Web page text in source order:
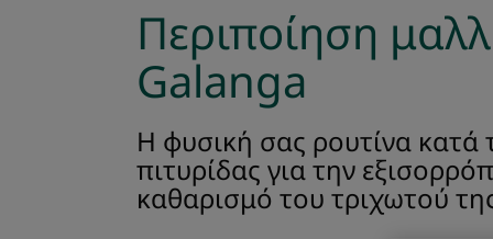
Περιποίηση
Galanga
Η φυσική σας ρουτίνα κατά
πιτυρίδας για την
καθαρισμό του τριχωτού